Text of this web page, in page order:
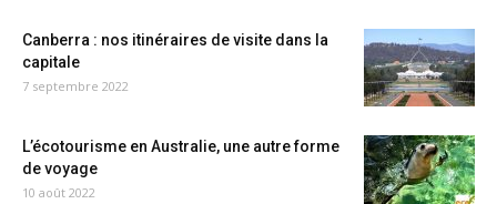
Canberra : nos itinéraires de visite dans la
capitale
7 septembre 2022
L’écotourisme en Australie, une autre forme
de voyage
10 août 2022